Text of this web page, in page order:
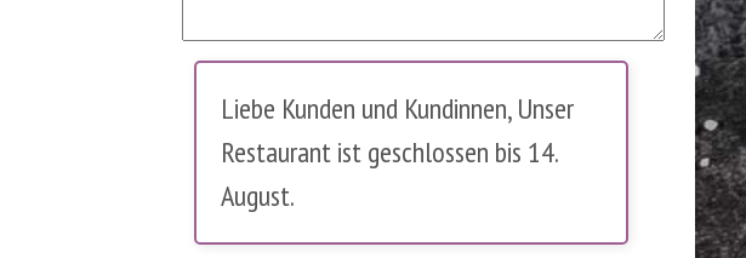
Liebe Kunden und Kundinnen, Unser
Restaurant ist geschlossen bis 14.
August.